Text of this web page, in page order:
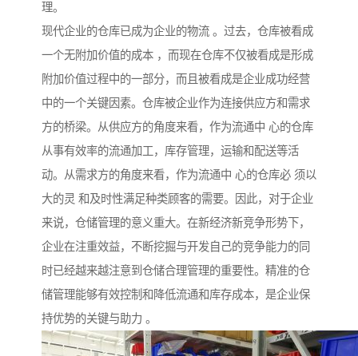
理。
现代企业的仓库已成为企业的物流 。过去，仓库被看成
一个无附加价值的成本 ，而现在仓库不仅被看成是形成
附加价值过程中的一部分，而且被看成是企业成功经营
中的一个关键因素。仓库被企业作为连接供应方和需求
方的桥梁。从供应方的角度来看，作为流通中 心的仓库
从事有效率的流通加工，库存管理，运输和配送等活
动。从需求方的角度来看，作为流通中 心的仓库必 须以
大的灵 和及时性满足种类顾客的需要。因此，对于企业
来说，仓储管理的意义重大。在新经济新竞争形势下，
企业在注重效益，不断挖掘与开发自己的竞争能力的同
时已经越来越注意到仓储合理管理的重要性。精准的仓
储管理能够有效控制和降低流通和库存成本，是企业保
持优势的关键与助力 。